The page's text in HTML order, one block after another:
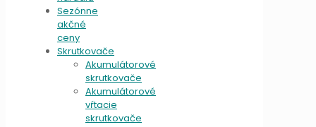
Sezónne
akčné
ceny
Skrutkovače
Akumulátorové
skrutkovače
Akumulátorové
vŕtacie
skrutkovače